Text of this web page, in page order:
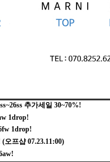
추가세일 30~70%!
1drop!
1drop!
오프샵 07.23.11:00)